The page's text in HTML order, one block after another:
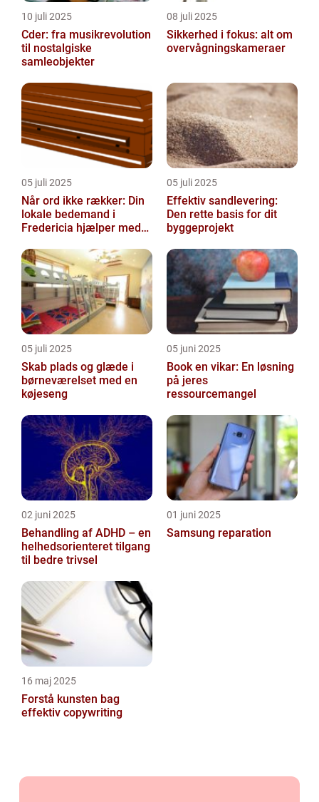
10 juli 2025
Cder: fra musikrevolution
til nostalgiske
samleobjekter
08 juli 2025
Sikkerhed i fokus: alt om
overvågningskameraer
05 juli 2025
Når ord ikke rækker: Din
lokale bedemand i
Fredericia hjælper med
afsked
05 juli 2025
Effektiv sandlevering:
Den rette basis for dit
byggeprojekt
05 juli 2025
Skab plads og glæde i
børneværelset med en
køjeseng
05 juni 2025
Book en vikar: En løsning
på jeres
ressourcemangel
02 juni 2025
Behandling af ADHD – en
helhedsorienteret tilgang
til bedre trivsel
01 juni 2025
Samsung reparation
16 maj 2025
Forstå kunsten bag
effektiv copywriting